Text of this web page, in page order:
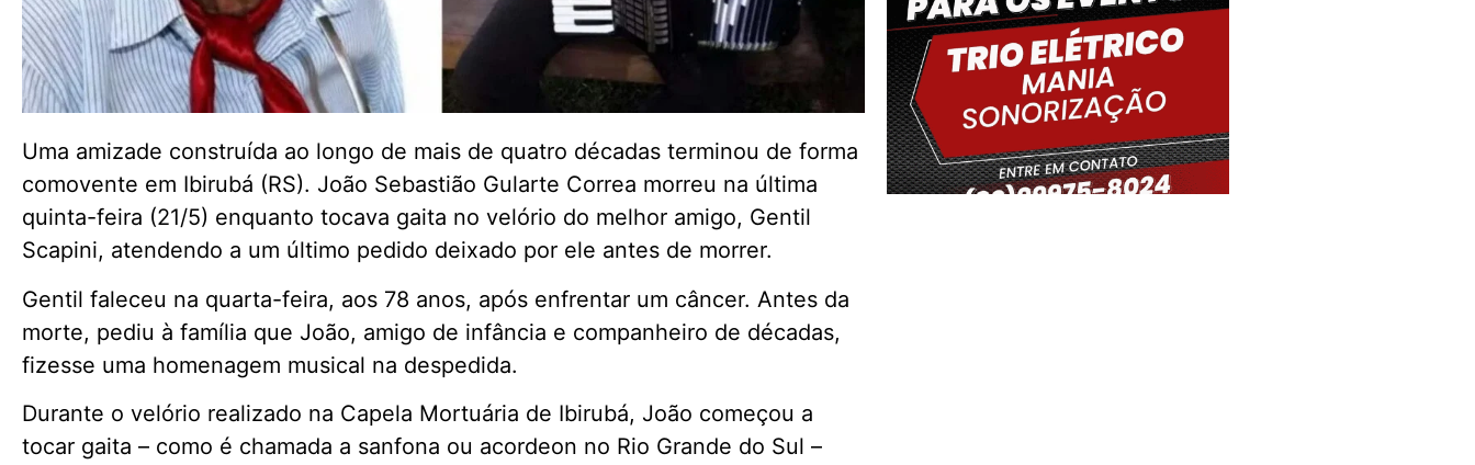
Uma amizade construída ao longo de mais de quatro décadas terminou de forma
comovente em Ibirubá (RS). João Sebastião Gularte Correa morreu na última
quinta-feira (21/5) enquanto tocava gaita no velório do melhor amigo, Gentil
Scapini, atendendo a um último pedido deixado por ele antes de morrer.
Gentil faleceu na quarta-feira, aos 78 anos, após enfrentar um câncer. Antes da
morte, pediu à família que João, amigo de infância e companheiro de décadas,
fizesse uma homenagem musical na despedida.
Durante o velório realizado na Capela Mortuária de Ibirubá, João começou a
tocar gaita – como é chamada a sanfona ou acordeon no Rio Grande do Sul –